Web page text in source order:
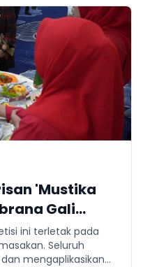
'Mustika
Gali
Lewat
ini terletak pada
Seluruh
mengaplikasikan